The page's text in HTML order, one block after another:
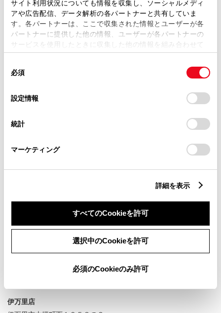
サイト利用状況についても情報を収集し、ソーシャルメディ
アや広告配信、データ解析の各パートナーと共有していま
す。各パートナーは、ここで収集された情報とユーザーが各
パートナーに提供した他の情報、ユーザーが各パートナーの
サービスを使用したときに収集した他の情報を組み合わせて
使用することがあります。当ウェブサイトの使用を続行する
デバイスにすべてのCookie(クッキー)が保存されることに同
意したことになります。Cookie(クッキー)のオプトアウト、
設定の変更、同意を撤回したりするにあたっては、当社の
「Cookie（クッキー）情報の取り扱いについて
」をご覧くだ
必須
設定情報
統計
マーケティング
詳細を表示
すべてのCookieを許可
選択中のCookieを許可
必須のCookieのみ許可
店舗詳細
唐津市久里２７２７番地
店舗詳細
伊万里店